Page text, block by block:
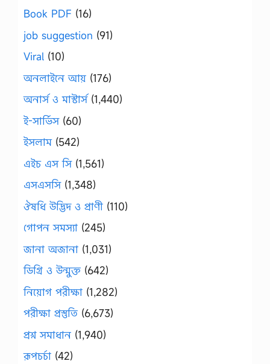
Book PDF (16)
job suggestion (91)
Viral (10)
অনলাইনে আয় (176)
অনার্স ও মাস্টার্স(1,440)
ই-সার্ভিস(60)
ইসলাম(542)
এইচ এস সি(1,561)
এসএসসি(1,348)
ঔষধি উদ্ভিদ ও প্রাণী (110)
গোপন সমস্যা (245)
জানা অজানা (1,031)
ডিগ্রি ও উন্মুক্ত (642)
নিয়োগ পরীক্ষা (1,282)
পরীক্ষা প্রস্তুতি (6,673)
প্রশ্ন সমাধান (1,940)
রূপচর্চা (42)